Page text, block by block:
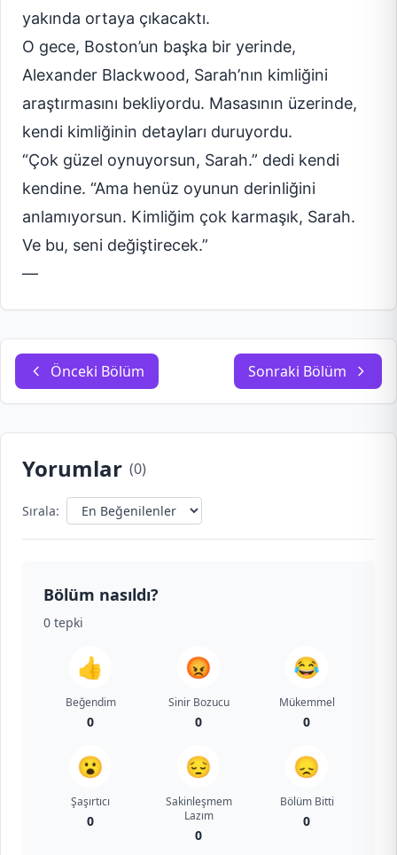
yakında ortaya çıkacaktı.
O gece, Boston’un başka bir yerinde,
Alexander Blackwood, Sarah’nın kimliğini
araştırmasını bekliyordu. Masasının üzerinde,
kendi kimliğinin detayları duruyordu.
“Çok güzel oynuyorsun, Sarah.” dedi kendi
kendine. “Ama henüz oyunun derinliğini
anlamıyorsun. Kimliğim çok karmaşık, Sarah.
Ve bu, seni değiştirecek.”
—
Önceki Bölüm Sonraki Bölüm
Yorumlar (0)
Sırala:
Bölüm nasıldı?
0 tepki
👍
Beğendim
0
😡
Sinir Bozucu
0
😂
Mükemmel
0
😮
Şaşırtıcı
0
😔
Sakinleşmem
Lazım
0
😞
Bölüm Bitti
0